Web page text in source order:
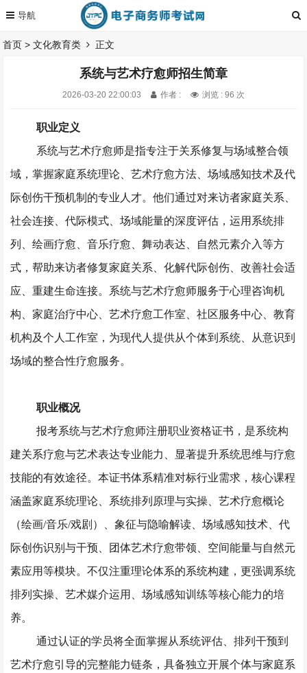
首页 >文化教育类 正文
系统与艺术疗愈师招生简章
2026-03-20 22:00:03 作者 : 浏览 : 96 次
职业定义
系统与艺术疗愈师是指专注于关系修复与场域整合领
域，掌握家庭系统理论、艺术疗愈方法、场域感知技术及代
际创伤干预机制的专业人才。他们通过对来访者家庭关系、
社会连接、代际模式、场域能量的深度评估，运用系统排
列、绘画疗愈、音乐疗愈、舞动表达、自然元素介入等方
式，帮助来访者修复家庭关系、化解代际创伤、改善社会适
应、重建生命连接。系统与艺术疗愈师服务于心理咨询机
构、家庭治疗中心、艺术疗愈工作室、社区服务中心、教育
机构及个人工作室，为现代人提供从个体到系统、从意识到
场域的整合性疗愈服务。
职业概况
报考系统与艺术疗愈师注册职业资格证书，是系统构
建关系疗愈与艺术表达专业能力、显著提升系统思维与疗愈
技能的有效途径。本证书体系精准对标行业需求，核心课程
涵盖家庭系统理论、系统排列原理与实操、艺术疗愈概论
（绘画/音乐/戏剧）、象征与隐喻解读、场域感知技术、代
际创伤识别与干预、团体艺术疗愈带领、空间能量与自然元
素应用等模块。不仅注重理论体系的系统构建，更强调系统
排列实操、艺术媒介运用、场域感知训练等核心能力的培
养。
通过认证的学员将全面掌握从系统评估、排列干预到
艺术疗愈引导的完整能力链条，具备独立开展个体与家庭系